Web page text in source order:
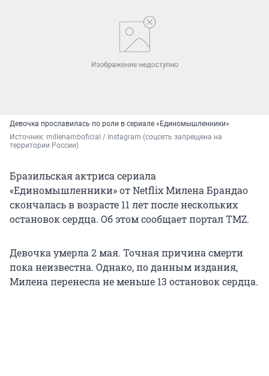
Девочка прославилась по роли в сериале «Единомышленники»
Источник: millenamboficial / Instagram (соцсеть запрещена на
территории России)
Бразильская актриса сериала
«Единомышленники» от Netflix Милена Брандао
скончалась в возрасте 11 лет после нескольких
остановок сердца. Об этом сообщает портал TMZ.
Девочка умерла 2 мая. Точная причина смерти
пока неизвестна. Однако, по данным издания,
Милена перенесла не меньше 13 остановок сердца.